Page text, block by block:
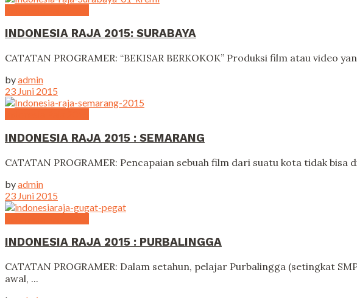
INDONESIA RAJA 2015: SURABAYA
CATATAN PROGRAMER: “BEKISAR BERKOKOK” Produksi film atau
byadmin
23 Juni 2015
INDONESIA RAJA 2015 : SEMARANG
CATATAN PROGRAMER: Pencapaian sebuah film dari suatu kota tidak
byadmin
23 Juni 2015
INDONESIA RAJA 2015 : PURBALINGGA
CATATAN PROGRAMER: Dalam setahun, pelajar Purbalingga (setingkat
awal, ...